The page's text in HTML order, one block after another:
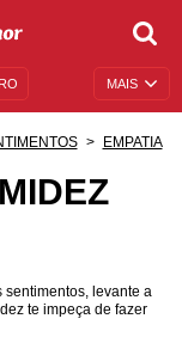
MAIS
EMPATIA
sentimentos, levante a
te impeça de fazer